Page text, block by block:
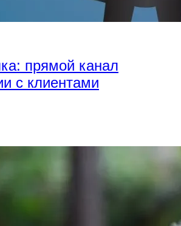
прямой канал
с клиентами